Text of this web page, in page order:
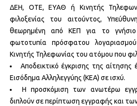
ΔΕΗ, ΟΤΕ, ΕΥΑΘ ή Κινητής
φιλοξενίας του αιτούντος,
θεωρημένη από ΚΕΠ για το
φωτοτυπία πρόσφατου
Κινητής Τηλεφωνίας του ατόμου που
Αποδεικτικό έγκρισης της αίτησης
Εισόδημα Αλληλεγγύης (ΚΕΑ) σε ισχύ.
Η προσκόμιση των ανωτέρω
διπλούν σε περίπτωση εγγραφής και